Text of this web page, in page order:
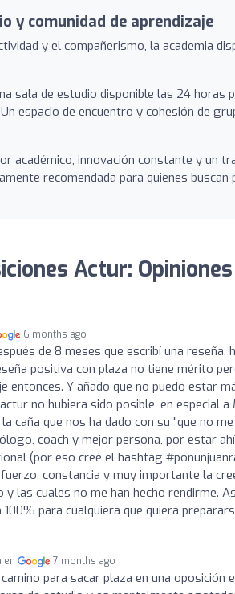
y comunidad de aprendizaje
y el compañerismo, la academia
sala de estudio disponible las 24 horas
Un espacio de encuentro y cohesión de
académico, innovación constante y un
recomendada para quienes
Actur: Opiniones
6 months ago
de 8 meses que escribí una reseña,
positiva con plaza no tiene mérito
entonces. Y añado que no puedo estar
no hubiera sido posible, en especial
caña que nos ha dado con su "que no
coach y mejor persona, por estar
(por eso creé el hashtag
constancia y muy importante la
las cuales no me han hecho rendirme.
100% para cualquiera que quiera
en 7 months ago
camino para sacar plaza en una